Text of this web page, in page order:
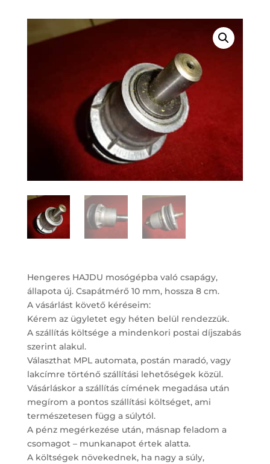
Hengeres HAJDU mosógépba való csapágy,
állapota új. Csapátmérő 10 mm, hossza 8 cm.
A vásárlást követő kéréseim:
Kérem az ügyletet egy héten belül rendezzük.
A szállítás költsége a mindenkori postai díjszabás
szerint alakul.
Választhat MPL automata, postán maradó, vagy
lakcímre történő szállítási lehetőségek közül.
Vásárláskor a szállítás címének megadása után
megírom a pontos szállítási költséget, ami
természetesen függ a súlytól.
A pénz megérkezése után, másnap feladom a
csomagot – munkanapot értek alatta.
A költségek növekednek, ha nagy a súly,